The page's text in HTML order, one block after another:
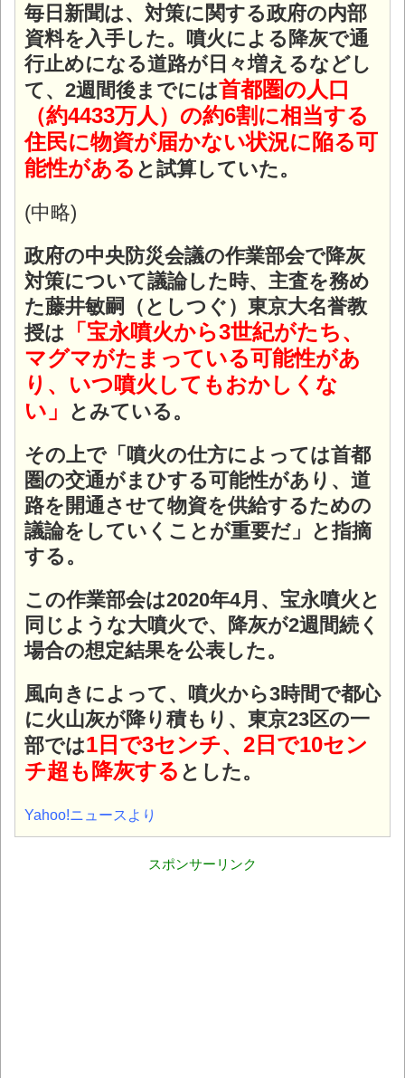
毎日新聞は、対策に関する政府の内部
資料を入手した。噴火による降灰で通
行止めになる道路が日々増えるなどし
て、2週間後までには首都圏の人口
（約4433万人）の約6割に相当する
住民に物資が届かない状況に陥る可
能性がある と試算していた。
(中略)
政府の中央防災会議の作業部会で降灰
対策について議論した時、主査を務め
た藤井敏嗣（としつぐ）東京大名誉教
授は
「宝永噴火から3世紀がたち、
マグマがたまっている可能性があ
り、いつ噴火してもおかしくな
い」
とみている。
その上で「噴火の仕方によっては首都
圏の交通がまひする可能性があり、道
路を開通させて物資を供給するための
議論をしていくことが重要だ」と指摘
する。
この作業部会は2020年4月、宝永噴火と
同じような大噴火で、降灰が2週間続く
場合の想定結果を公表した。
風向きによって、噴火から3時間で都心
に火山灰が降り積もり、東京23区の一
部では1日で3センチ、2日で10セン
チ超も降灰する とした。
Yahoo!ニュースより
スポンサーリンク